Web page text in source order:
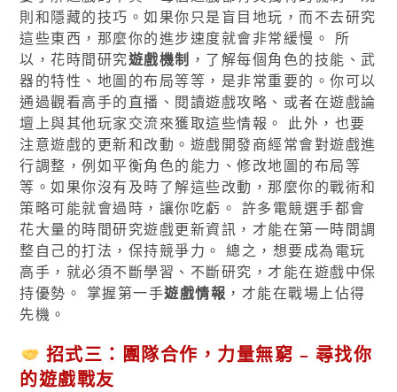
則和隱藏的技巧。如果你只是盲目地玩，而不去研究
這些東西，那麼你的進步速度就會非常緩慢。 所
以，花時間研究遊戲機制 ，了解每個角色的技能、武
器的特性、地圖的布局等等，是非常重要的。你可以
通過觀看高手的直播、閱讀遊戲攻略、或者在遊戲論
壇上與其他玩家交流來獲取這些情報。 此外，也要
注意遊戲的更新和改動。遊戲開發商經常會對遊戲進
行調整，例如平衡角色的能力、修改地圖的布局等
等。如果你沒有及時了解這些改動，那麼你的戰術和
策略可能就會過時，讓你吃虧。 許多電競選手都會
花大量的時間研究遊戲更新資訊，才能在第一時間調
整自己的打法，保持競爭力。 總之，想要成為電玩
高手，就必須不斷學習、不斷研究，才能在遊戲中保
持優勢。 掌握第一手遊戲情報 ，才能在戰場上佔得
先機。
招式三：團隊合作，力量無窮 – 尋找你
的遊戲戰友